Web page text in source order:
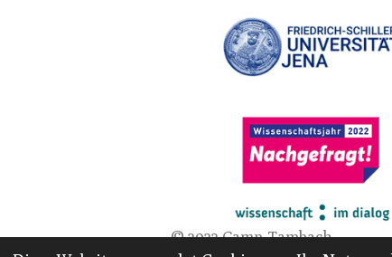
© 2022 Camp-Tambach